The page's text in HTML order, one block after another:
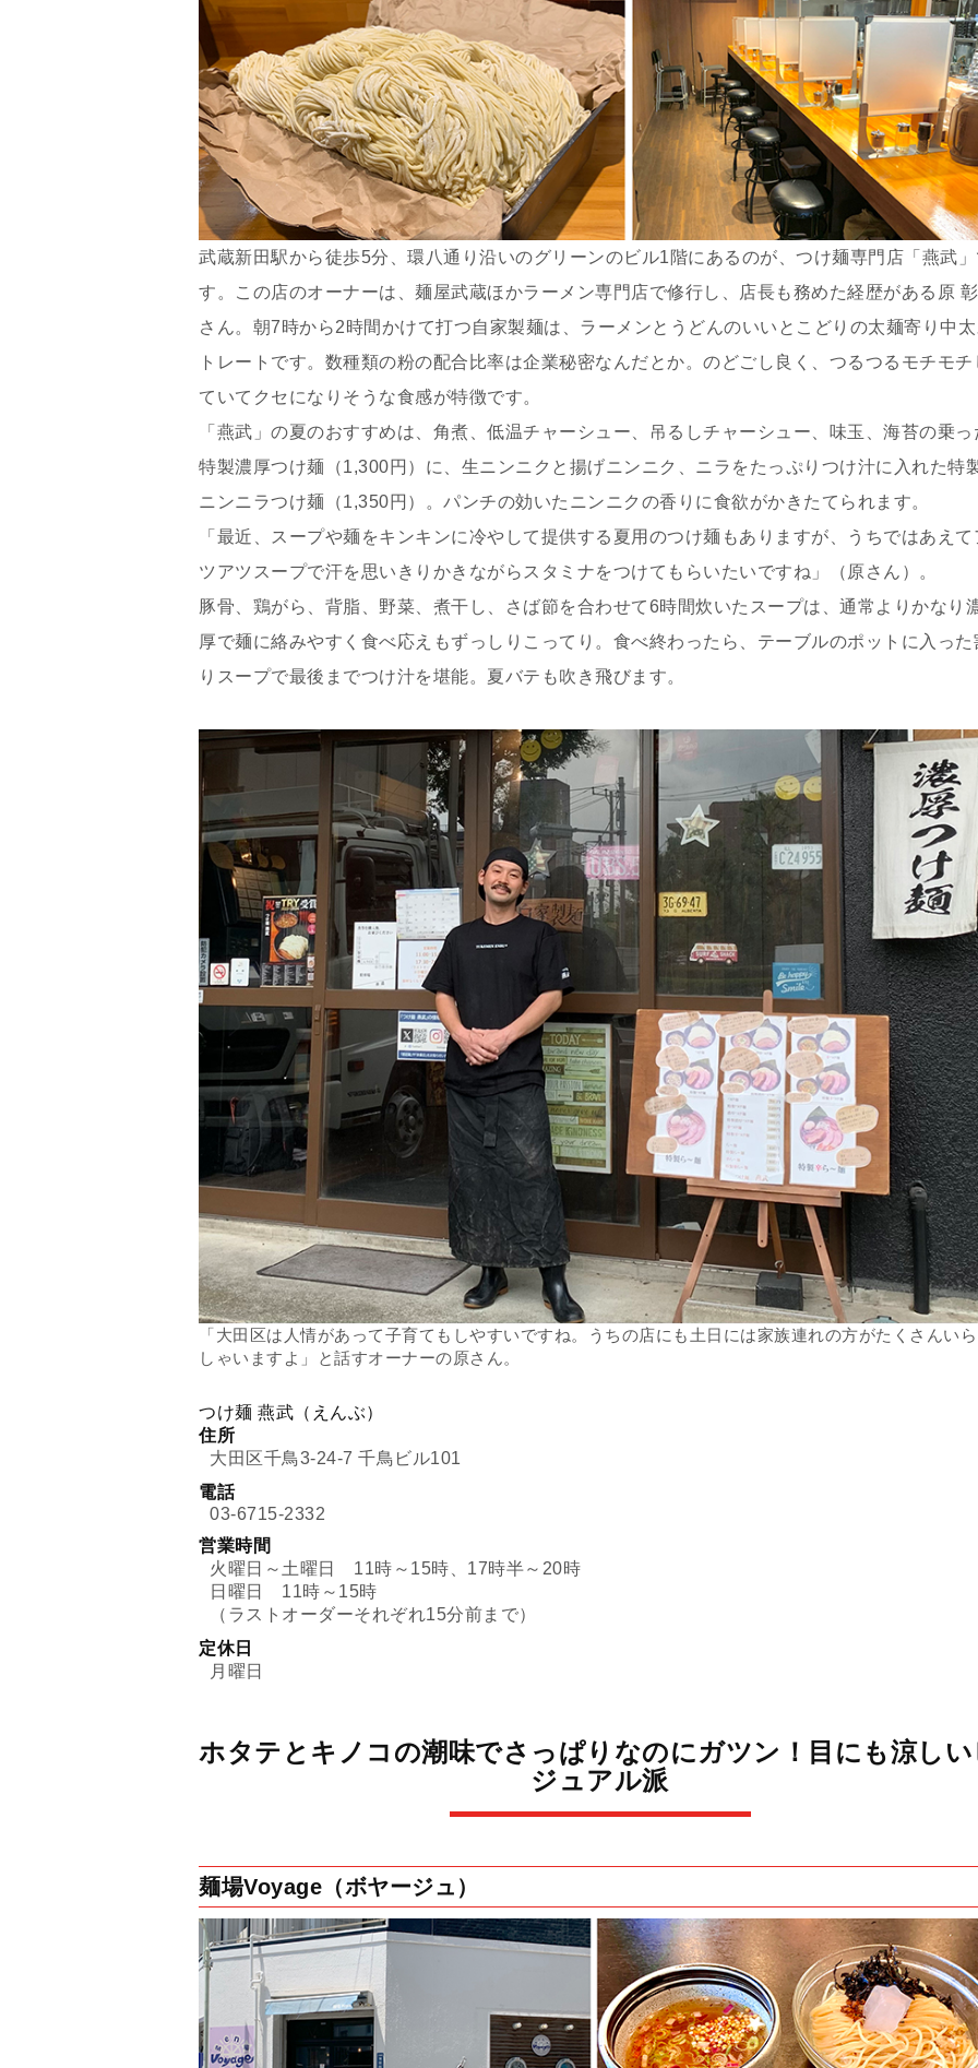
武蔵新田駅から徒歩5分、環八通り沿いのグリーンのビル1階にあるのが、つけ麺専門店「燕武
す。この店のオーナーは、麺屋武蔵ほかラーメン専門店で修行し、店長も務めた経歴がある原
さん。朝7時から2時間かけて打つ自家製麺は、ラーメンとうどんのいいとこどりの太麺寄り中
トレートです。数種類の粉の配合比率は企業秘密なんだとか。のどごし良く、つるつるモチモチ
ていてクセになりそうな食感が特徴です。
「燕武」の夏のおすすめは、角煮、低温チャーシュー、吊るしチャーシュー、味玉、海苔の乗っ
特製濃厚つけ麺（1,300円）に、生ニンニクと揚げニンニク、ニラをたっぷりつけ汁に入れた特
ニンニラつけ麺（1,350円）。パンチの効いたニンニクの香りに食欲がかきたてられます。
「最近、スープや麺をキンキンに冷やして提供する夏用のつけ麺もありますが、うちではあえて
ツアツスープで汗を思いきりかきながらスタミナをつけてもらいたいですね」（原さん）。
豚骨、鶏がら、背脂、野菜、煮干し、さば節を合わせて6時間炊いたスープは、通常よりかなり
厚で麺に絡みやすく食べ応えもずっしりこってり。食べ終わったら、テーブルのポットに入った
りスープで最後までつけ汁を堪能。夏バテも吹き飛びます。
「大田区は人情があって子育てもしやすいですね。うちの店にも土日には家族連れの方がたくさんい
しゃいますよ」と話すオーナーの原さん。
つけ麺 燕武（えんぶ）
住所
大田区千鳥3-24-7 千鳥ビル101
電話
03-6715-2332
営業時間
火曜日～土曜日 11時～15時、17時半～20時
日曜日 11時～15時
（ラストオーダーそれぞれ15分前まで）
定休日
月曜日
ホタテとキノコの潮味でさっぱりなのにガツン！目にも涼し
ジュアル派
麺場Voyage（ボヤージュ）